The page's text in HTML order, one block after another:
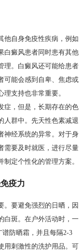
他自身免疫性疾病，例如
白癜风患者同时患有其他
理。白癜风还可能给患者
可能会感到自卑、焦虑或
支持也非常重要。
症，但是，长期存在的色
人群中。先天性色素减退
神经系统的异常。对于身
需要及时就医，进行尽量
定个性化的管理方案。
疫力
。要避免强烈的日晒，因
白斑。在户外活动时，一
谱防晒霜，并且每隔2-3
用刺激性的洗护用品。可